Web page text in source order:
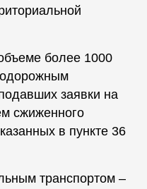
более 1000
заявки на
сжиженного
в пункте 36
транспортом –